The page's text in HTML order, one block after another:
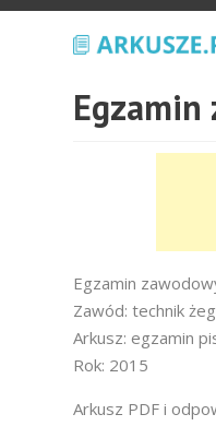
Egzamin
Egzamin
Zawód: technik
Arkusz: egzamin
Rok: 2015
Arkusz PDF i